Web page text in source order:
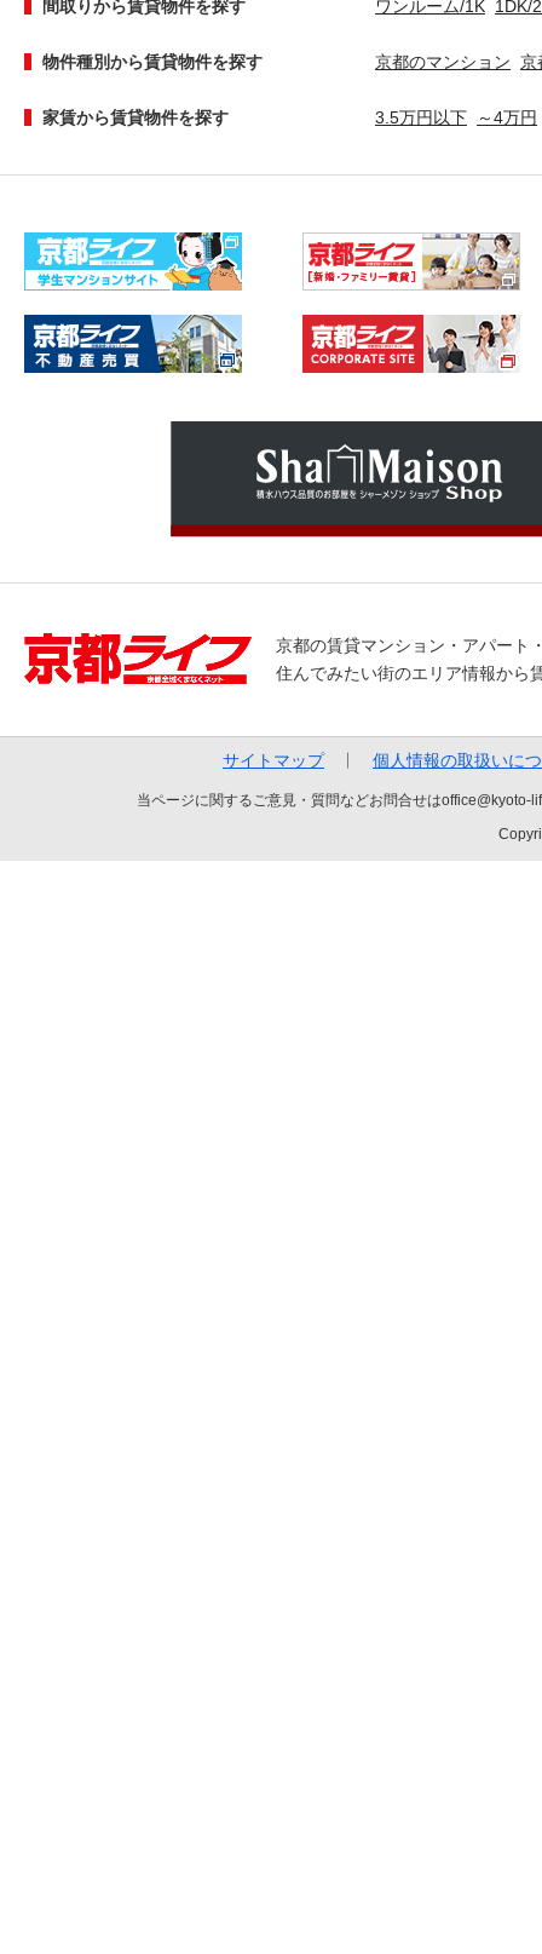
間取りから賃貸物件を探す ワンルーム/1K 1DK/
物件種別から賃貸物件を探す 京都のマンション 京
家賃から賃貸物件を探す 3.5万円以下 ～4万円
京都の賃貸マンション・アパート
住んでみたい街のエリア情報から
サイトマップ 個人情報の取扱いに
当ページに関するご意見・質問などお問合せは